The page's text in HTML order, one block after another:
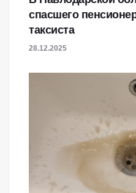
спасшего
таксиста
28.12.2025